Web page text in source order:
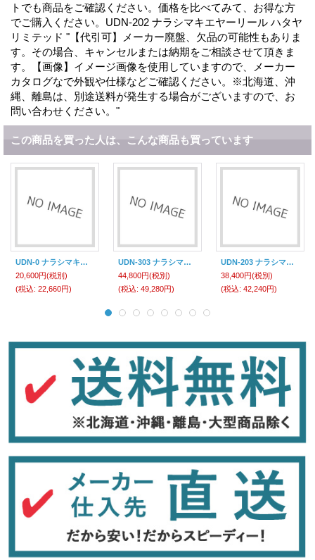
トでも商品をご確認ください。価格を比べてみて、お得な方
でご購入ください。UDN-202 ナラシマキエヤーリール ハタヤ
リミテッド "【代引可】メーカー廃盤、欠品の可能性もありま
す。その場合、キャンセルまたは納期をご相談させて頂きま
す。【画像】イメージ画像を使用していますので、メーカー
カタログなで外観や仕様などご確認ください。※北海道、沖
縄、離島は、別途送料が発生する場合がございますので、お
問い合わせください。"
この商品を買った人は、こんな商品も買っています
UDN-0 ナラシマキエヤーリール ハタヤリミテッド
20,600円(税別)
(税込: 22,660円)
UDN-303 ナラシマキエヤーリール ハタヤリミテッド
44,800円(税別)
(税込: 49,280円)
UDN-203 ナラシマキエヤーリール ハタヤリミテッド
38,400円(税別)
(税込: 42,240円)